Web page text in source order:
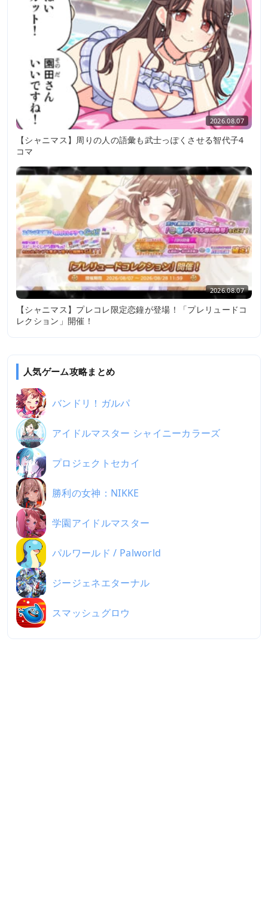
2026.08.07
【シャニマス】周りの人の語彙も武士っぽくさせる智代子4
コマ
2026.08.07
【シャニマス】プレコレ限定恋鐘が登場！「プレリュードコ
レクション」開催！
人気ゲーム攻略まとめ
バンドリ！ガルパ
アイドルマスター シャイニーカラーズ
プロジェクトセカイ
勝利の女神：NIKKE
学園アイドルマスター
パルワールド / Palworld
ジージェネエターナル
スマッシュグロウ